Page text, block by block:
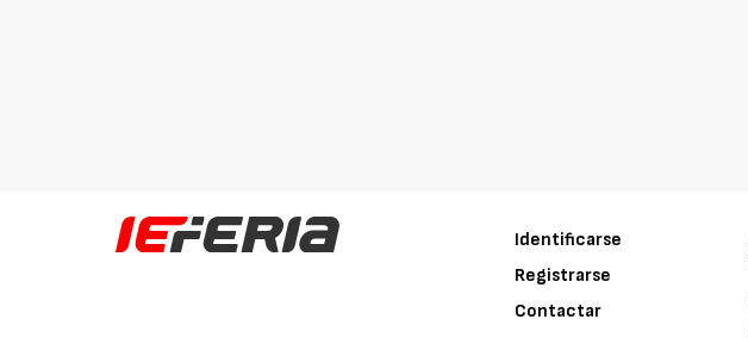
Identificarse
Registrarse
Contactar